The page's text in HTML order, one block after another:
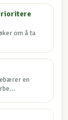
om å ta
en